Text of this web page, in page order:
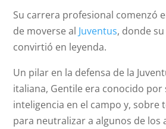
Su carrera profesional comenzó
de moverse al Juventus, donde
convirtió en leyenda.
Un pilar en la defensa de la
italiana, Gentile era conocido
inteligencia en el campo y, sobre
para neutralizar a algunos de los